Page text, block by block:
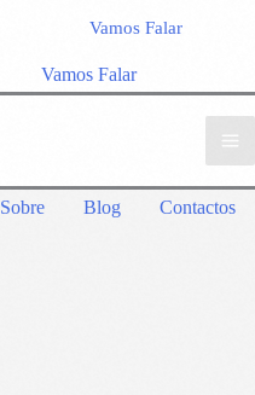
Vamos Falar
Vamos Falar
Sobre Blog Contactos